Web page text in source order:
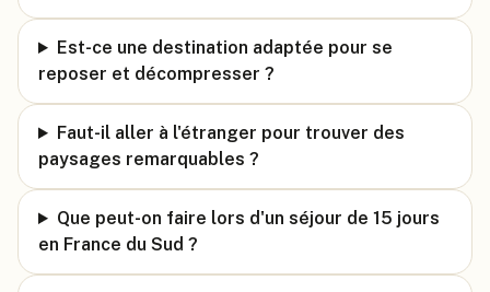
Est-ce une destination adaptée pour se
reposer et décompresser ?
Faut-il aller à l'étranger pour trouver des
paysages remarquables ?
Que peut-on faire lors d'un séjour de 15 jours
en France du Sud ?